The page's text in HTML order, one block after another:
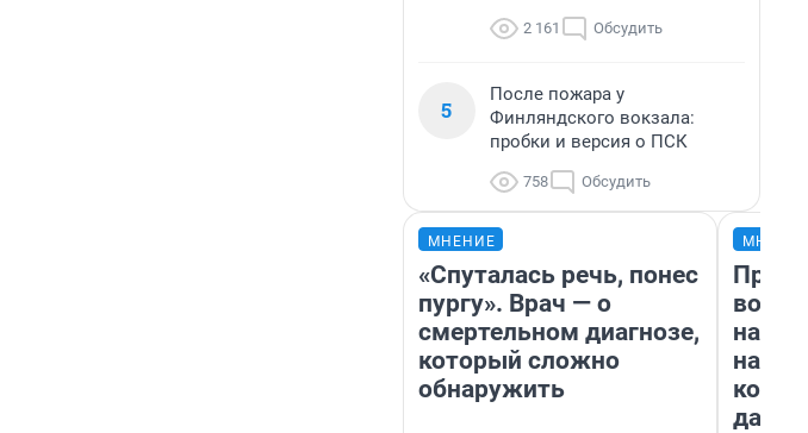
2 161 Обсудить
5
После пожара у
Финляндского вокзала:
пробки и версия о ПСК
758 Обсудить
МНЕНИЕ
«Спуталась речь, понес
пургу». Врач — о
смертельном диагнозе,
который сложно
обнаружить
нам
даже